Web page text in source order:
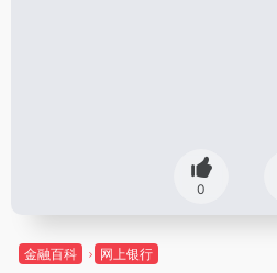
0
金融百科 网上银行